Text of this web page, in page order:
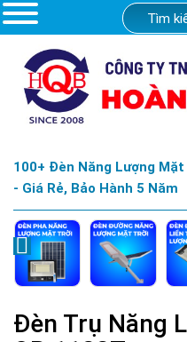
100+ Đèn Năng Lượng
- Giá Rẻ, Bảo Hành 5 Năm
Đèn Trụ Năng